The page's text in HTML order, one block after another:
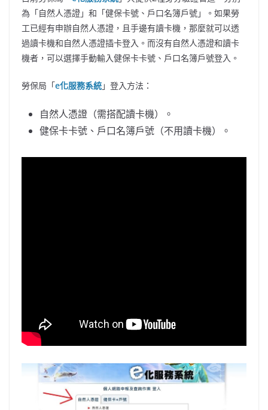
為「自然人憑證」和「健保卡號、戶口名簿戶號」。如果勞
工已經有申辦自然人憑證，且手邊有讀卡機，那麼就可以透
過讀卡機和自然人憑證插卡登入。而沒有自然人憑證和讀卡
機者，可以選擇手動輸入健保卡卡號、戶口名簿戶號登入。
勞保局「e化服務系統」登入方法：
自然人憑證（需搭配讀卡機）。
健保卡卡號、戶口名簿戶號（不用讀卡機）。